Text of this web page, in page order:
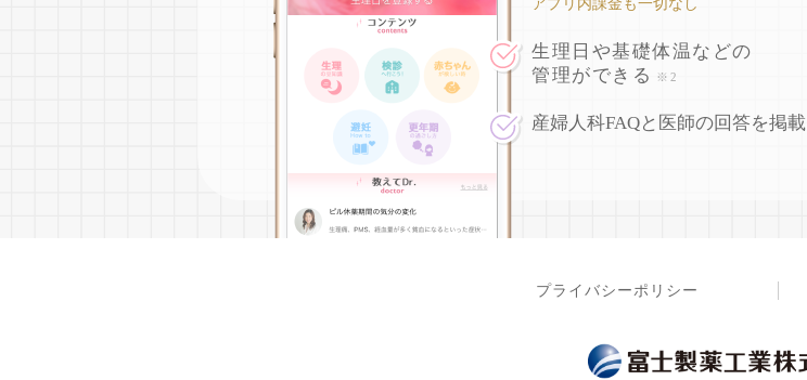
アプリ内課金も一切なし
生理日や基礎体温などの
管理ができる
※2
産婦人科FAQと医師の回答を掲載
プライバシーポリシー